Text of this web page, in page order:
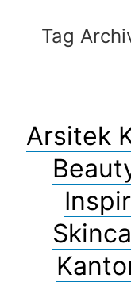
Tag
Arsitek